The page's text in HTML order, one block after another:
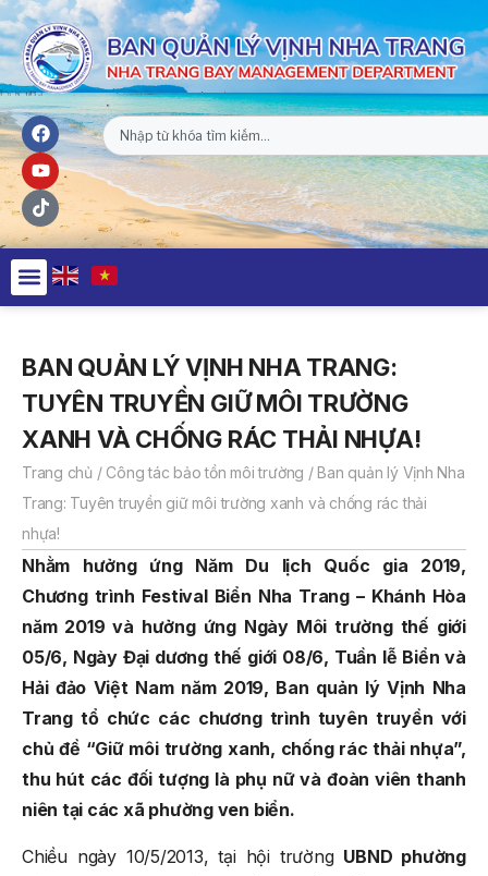
BAN QUẢN LÝ VỊNH NHA TRANG:
TUYÊN TRUYỀN GIỮ MÔI TRƯỜNG
XANH VÀ CHỐNG RÁC THẢI NHỰA!
Trang chủ / Công tác bảo tồn môi trường / Ban quản lý Vịnh Nha
Trang: Tuyên truyền giữ môi trường xanh và chống rác thải
nhựa!
Nhằm hưởng ứng Năm Du lịch Quốc gia 2019,
Chương trình Festival Biển Nha Trang – Khánh Hòa
năm 2019 và hưởng ứng Ngày Môi trường thế giới
05/6, Ngày Đại dương thế giới 08/6, Tuần lễ Biển và
Hải đảo Việt Nam năm 2019, Ban quản lý Vịnh Nha
Trang tổ chức các chương trình tuyên truyền với
chủ đề “Giữ môi trường xanh, chống rác thải nhựa”,
thu hút các đối tượng là phụ nữ và đoàn viên thanh
niên tại các xã phường ven biển.
Chiều ngày 10/5/2013, tại hội trường UBND phường